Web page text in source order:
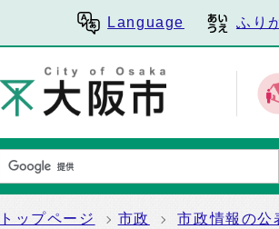
Language ふり
トップページ 市政 市政情報の公